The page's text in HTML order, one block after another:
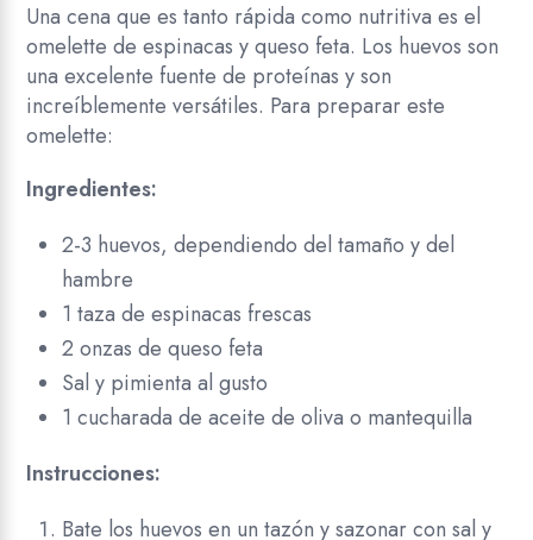
Una cena que es tanto rápida como nutritiva es el
omelette de espinacas y queso feta. Los huevos son
una excelente fuente de proteínas y son
increíblemente versátiles. Para preparar este
omelette:
Ingredientes:
2-3 huevos, dependiendo del tamaño y del
hambre
1 taza de espinacas frescas
2 onzas de queso feta
Sal y pimienta al gusto
1 cucharada de aceite de oliva o mantequilla
Instrucciones:
Bate los huevos en un tazón y sazonar con sal y